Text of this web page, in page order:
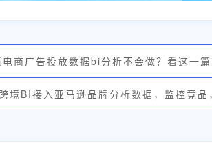
电商广告投放数据bi分析不会做？看这一
境BI接入亚马逊品牌分析数据，监控竞